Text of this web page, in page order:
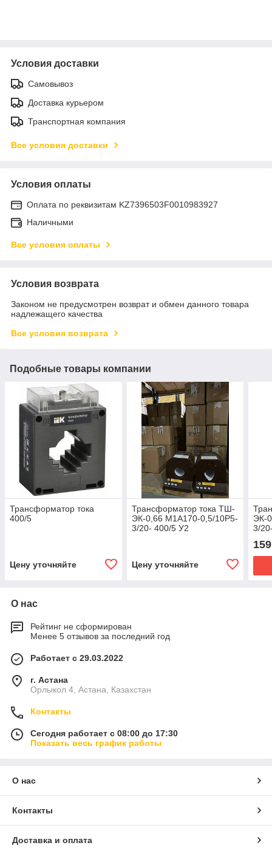
Условия доставки
Самовывоз
Доставка курьером
Транспортная компания
Все условия доставки
Условия оплаты
Оплата по реквизитам KZ7396503F0010983927
Наличными
Все условия оплаты
Условия возврата
Законом не предусмотрен возврат и обмен данного товара
надлежащего качества
Все условия возврата
Подобные товары компании
Трансформатор тока
400/5
Цену уточняйте
Трансформатор тока ТШ-
ЭК-0,66 М1А170-0,5/10Р5-
3/20- 400/5 У2
Цену уточняйте
ЭК-
3/
О нас
Рейтинг не сформирован
Менее 5 отзывов за последний год
Работает с 29.03.2022
г. Астана
Орлыкол 4, Астана, Казахстан
Контакты
Сегодня работает с 08:00 до 17:30
Показать весь график работы
О нас
Контакты
Доставка и оплата